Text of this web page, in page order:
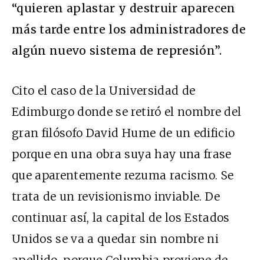
“quieren aplastar y destruir aparecen
más tarde entre los administradores de
algún nuevo sistema de represión”.
Cito el caso de la Universidad de
Edimburgo donde se retiró el nombre del
gran filósofo David Hume de un edificio
porque en una obra suya hay una frase
que aparentemente rezuma racismo. Se
trata de un revisionismo inviable. De
continuar así, la capital de los Estados
Unidos se va a quedar sin nombre ni